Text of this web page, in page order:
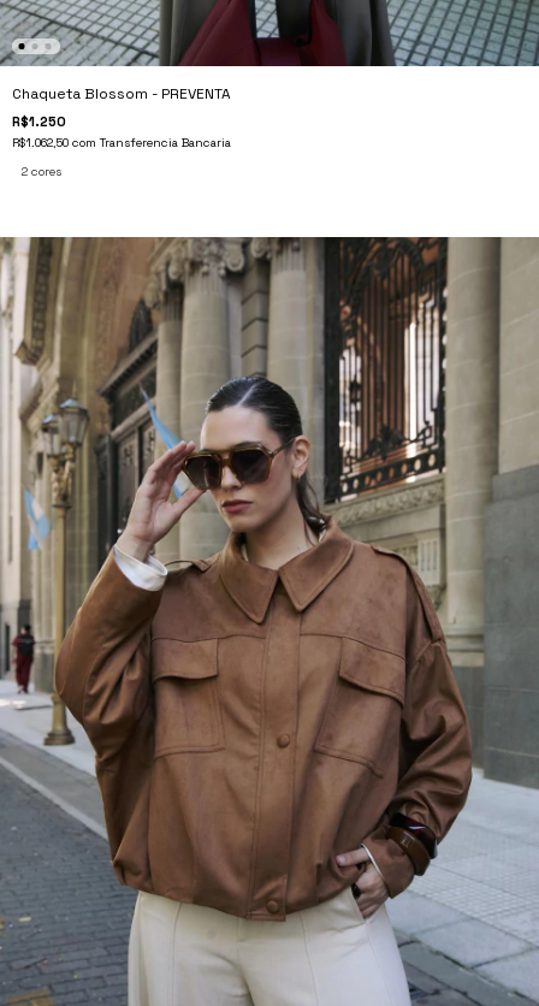
Chaqueta Blossom - PREVENTA
R$1.250
R$1.062,50 com Transferencia Bancaria
2 cores